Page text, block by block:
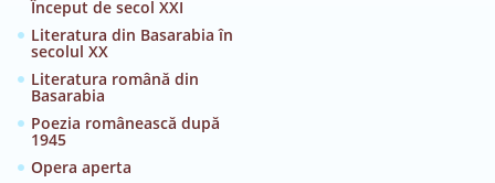
Început de secol XXI
Literatura din Basarabia în
secolul XX
Literatura română din
Basarabia
Poezia românească după
1945
Opera aperta